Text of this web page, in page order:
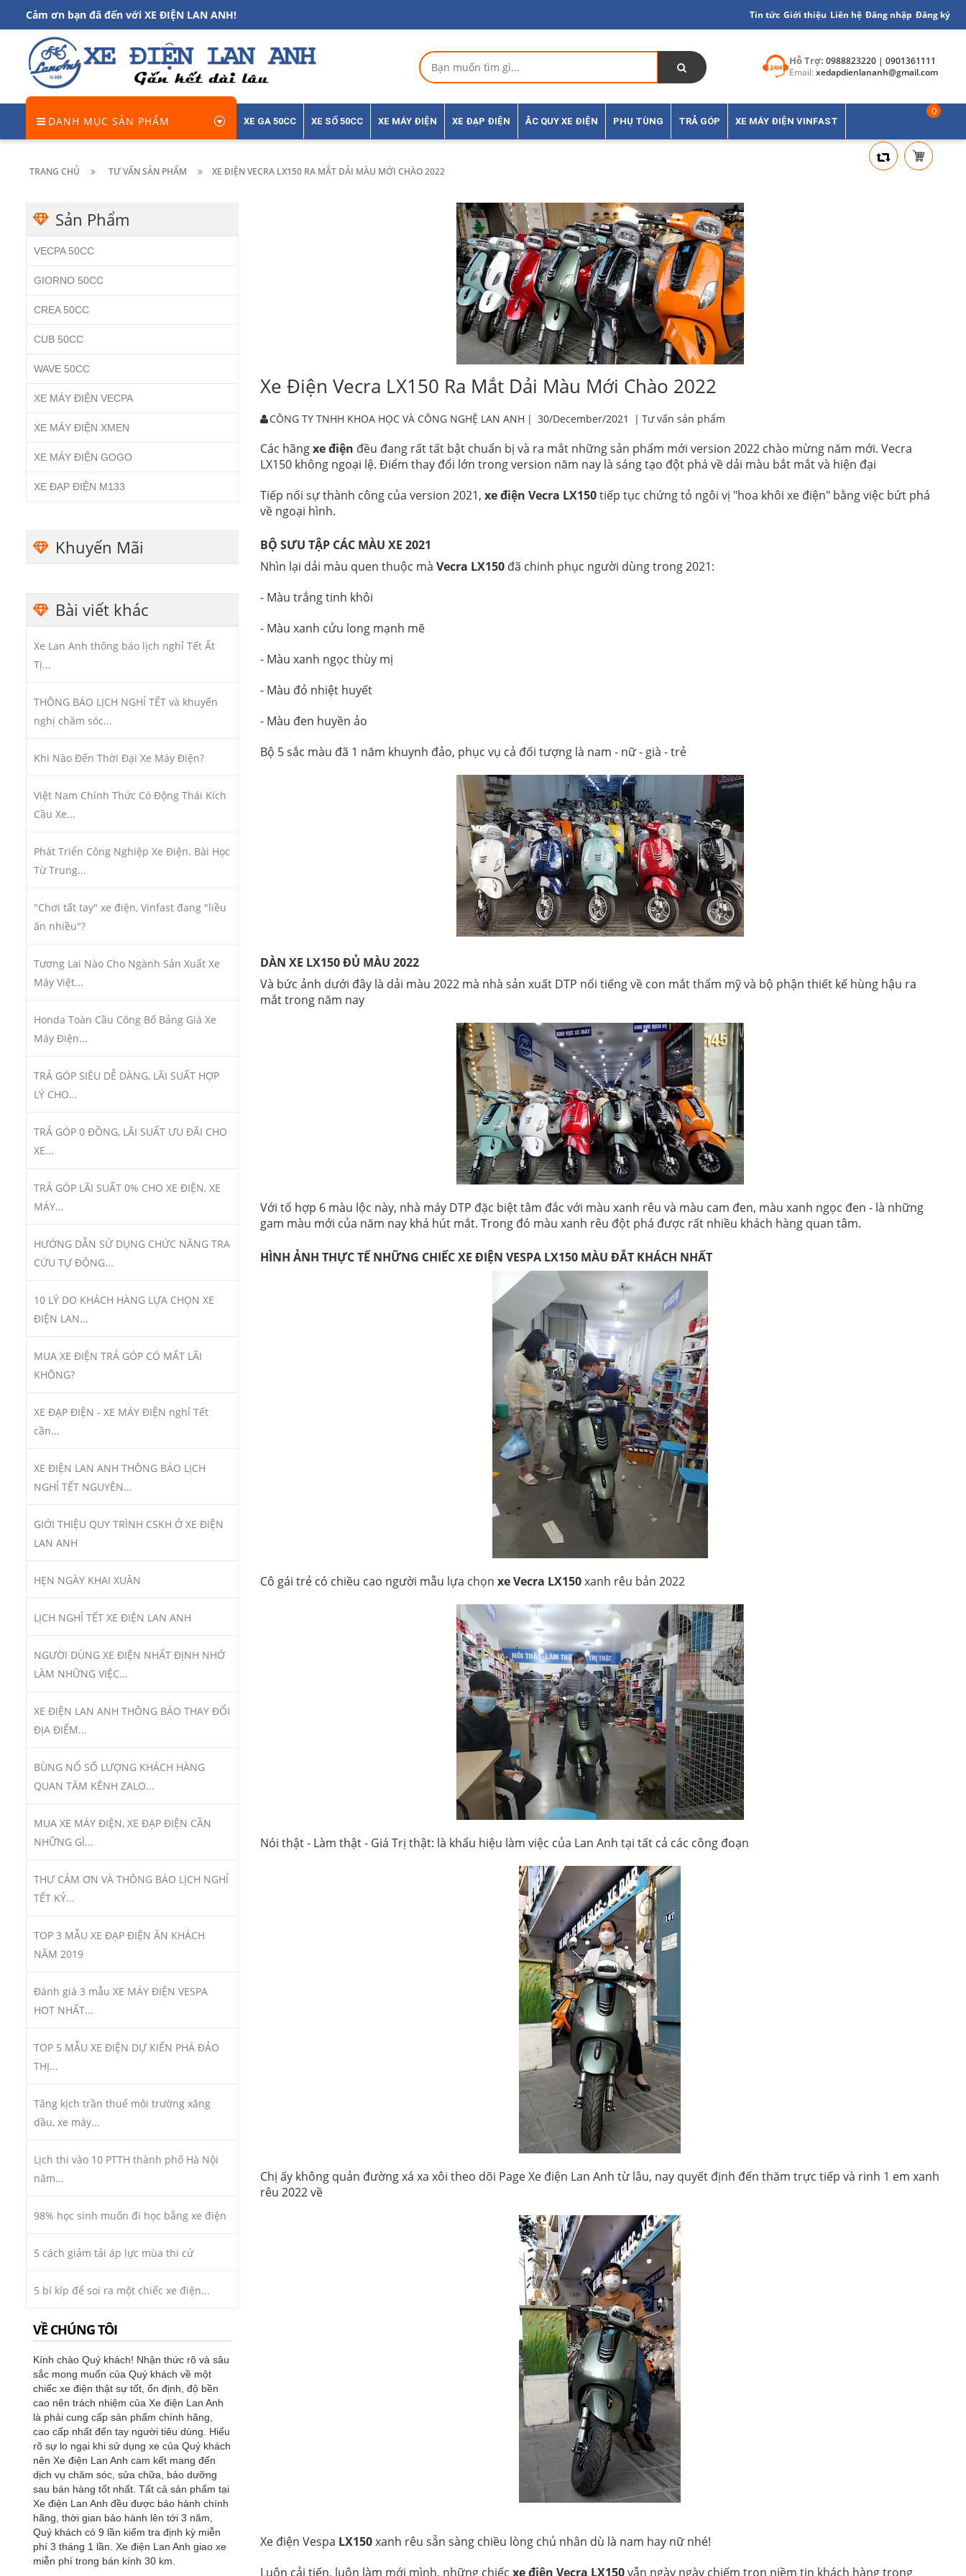
Cảm ơn bạn đã đến với XE ĐIỆN LAN ANH! Tin tức Giới thiệu Liên hệ Đăng nhập Đăng ký
Hỗ Trợ:0988823220 | 0901361111
Email: xedapdienlananh@gmail.com
DANH MỤC SẢN PHẨM XE GA 50CC XE SỐ 50CC XE MÁY ĐIỆN XE ĐẠP ĐIỆN ẮC QUY XE ĐIỆN PHỤ TÙNG TRẢ GÓP XE MÁY ĐIỆN VINFAST
0
TRANG CHỦ TƯ VẤN SẢN PHẨM XE ĐIỆN VECRA LX150 RA MẮT DẢI MÀU MỚI CHÀO 2022
Sản Phẩm
VECPA 50CC
GIORNO 50CC
CREA 50CC
CUB 50CC
WAVE 50CC
XE MÁY ĐIỆN VECPA
XE MÁY ĐIỆN XMEN
XE MÁY ĐIỆN GOGO
XE ĐẠP ĐIỆN M133
Khuyến Mãi
Bài viết khác
Xe Lan Anh thông báo lịch nghỉ Tết Ất
Tị...
THÔNG BÁO LỊCH NGHỈ TẾT và khuyến
nghị chăm sóc...
Khi Nào Đến Thời Đại Xe Máy Điện?
Việt Nam Chính Thức Có Động Thái Kích
Cầu Xe...
Phát Triển Công Nghiệp Xe Điện. Bài Học
Từ Trung...
"Chơi tất tay" xe điện, Vinfast đang "liều
ăn nhiều"?
Tương Lai Nào Cho Ngành Sản Xuất Xe
Máy Việt...
Honda Toàn Cầu Công Bố Bảng Giá Xe
Máy Điện...
TRẢ GÓP SIÊU DỄ DÀNG, LÃI SUẤT HỢP
LÝ CHO...
TRẢ GÓP 0 ĐỒNG, LÃI SUẤT ƯU ĐÃI CHO
XE...
TRẢ GÓP LÃI SUẤT 0% CHO XE ĐIỆN, XE
MÁY...
HƯỚNG DẪN SỬ DỤNG CHỨC NĂNG TRA
CỨU TỰ ĐỘNG...
10 LÝ DO KHÁCH HÀNG LỰA CHỌN XE
ĐIỆN LAN...
MUA XE ĐIỆN TRẢ GÓP CÓ MẤT LÃI
KHÔNG?
XE ĐẠP ĐIỆN - XE MÁY ĐIỆN nghỉ Tết
cần...
XE ĐIỆN LAN ANH THÔNG BÁO LỊCH
NGHỈ TẾT NGUYÊN...
GIỚI THIỆU QUY TRÌNH CSKH Ở XE ĐIỆN
LAN ANH
HẸN NGÀY KHAI XUÂN
LỊCH NGHỈ TẾT XE ĐIỆN LAN ANH
NGƯỜI DÙNG XE ĐIỆN NHẤT ĐỊNH NHỚ
LÀM NHỮNG VIỆC...
XE ĐIỆN LAN ANH THÔNG BÁO THAY ĐỔI
ĐỊA ĐIỂM...
BÙNG NỔ SỐ LƯỢNG KHÁCH HÀNG
QUAN TÂM KÊNH ZALO...
MUA XE MÁY ĐIỆN, XE ĐẠP ĐIỆN CẦN
NHỮNG GÌ...
THƯ CẢM ƠN VÀ THÔNG BÁO LỊCH NGHỈ
TẾT KỶ...
TOP 3 MẪU XE ĐẠP ĐIỆN ĂN KHÁCH
NĂM 2019
Đánh giá 3 mẫu XE MÁY ĐIỆN VESPA
HOT NHẤT...
TOP 5 MẪU XE ĐIỆN DỰ KIẾN PHÁ ĐẢO
THỊ...
Tăng kịch trần thuế môi trường xăng
dầu, xe máy...
Lịch thi vào 10 PTTH thành phố Hà Nội
năm...
98% học sinh muốn đi học bằng xe điện
5 cách giảm tải áp lực mùa thi cử
5 bí kíp để soi ra một chiếc xe điện...
VỀ CHÚNG TÔI
Kính chào Quý khách! Nhận thức rõ và sâu
sắc mong muốn của Quý khách về một
chiếc xe điện thật sự tốt, ổn định, độ bền
cao nên trách nhiệm của Xe điện Lan Anh
là phải cung cấp sản phẩm chính hãng,
cao cấp nhất đến tay người tiêu dùng. Hiểu
rõ sự lo ngại khi sử dụng xe của Quý khách
nên Xe điện Lan Anh cam kết mang đến
dịch vụ chăm sóc, sửa chữa, bảo dưỡng
sau bán hàng tốt nhất. Tất cả sản phẩm tại
Xe điện Lan Anh đều được bảo hành chính
hãng, thời gian bảo hành lên tới 3 năm,
Quý khách có 9 lần kiểm tra định kỳ miễn
phí 3 tháng 1 lần. Xe điện Lan Anh giao xe
miễn phí trong bán kính 30 km.
Xe Điện Vecra LX150 Ra Mắt Dải Màu Mới Chào 2022
CÔNG TY TNHH KHOA HỌC VÀ CÔNG NGHỆ LAN ANH | 30/December/2021 | Tư vấn sản phẩm
Các hãngxe điện đều đang rất tất bật chuẩn bị và ra mắt những sản phẩm mới version 2022 chào mừng năm mới. Vecra
LX150 không ngoại lệ. Điểm thay đổi lớn trong version năm nay là sáng tạo đột phá về dải màu bắt mắt và hiện đại
Tiếp nối sự thành công của version 2021, xe điện Vecra LX150tiếp tục chứng tỏ ngôi vị "hoa khôi xe điện" bằng việc bứt phá
về ngoại hình.
BỘ SƯU TẬP CÁC MÀU XE 2021
Nhìn lại dải màu quen thuộc mà Vecra LX150đã chinh phục người dùng trong 2021:
- Màu trắng tinh khôi
- Màu xanh cửu long mạnh mẽ
- Màu xanh ngọc thùy mị
- Màu đỏ nhiệt huyết
- Màu đen huyền ảo
Bộ 5 sắc màu đã 1 năm khuynh đảo, phục vụ cả đối tượng là nam - nữ - già - trẻ
DÀN XE LX150 ĐỦ MÀU 2022
Và bức ảnh dưới đây là dải màu 2022 mà nhà sản xuất DTP nổi tiếng về con mắt thẩm mỹ và bộ phận thiết kế hùng hậu ra
mắt trong năm nay
Với tổ hợp 6 màu lộc này, nhà máy DTP đặc biệt tâm đắc với màu xanh rêu và màu cam đen, màu xanh ngọc đen - là những
gam màu mới của năm nay khá hút mắt. Trong đó màu xanh rêu đột phá được rất nhiều khách hàng quan tâm.
HÌNH ẢNH THỰC TẾ NHỮNG CHIẾC XE ĐIỆN VESPA LX150 MÀU ĐẮT KHÁCH NHẤT
Cô gái trẻ có chiều cao người mẫu lựa chọn xe Vecra LX150xanh rêu bản 2022
Nói thật - Làm thật - Giá Trị thật: là khẩu hiệu làm việc của Lan Anh tại tất cả các công đoạn
Chị ấy không quản đường xá xa xôi theo dõi Page Xe điện Lan Anh từ lâu, nay quyết định đến thăm trực tiếp và rinh 1 em xanh
rêu 2022 về
Xe điện Vespa LX150xanh rêu sẵn sàng chiều lòng chủ nhân dù là nam hay nữ nhé!
Luôn cải tiến, luôn làm mới mình, những chiếc xe điện Vecra LX150vẫn ngày ngày chiếm trọn niềm tin khách hàng trong